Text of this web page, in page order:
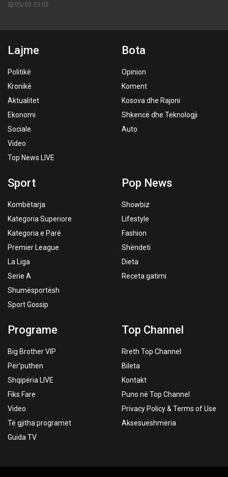
05/08 23:05
Lajme
Politikë
Kronikë
Aktualitet
Ekonomi
Sociale
Video
Top News LIVE
Bota
Opinion
Koment
Kosova dhe Rajoni
Shkencë dhe Teknologji
Auto
Sport
Kombëtarja
Kategoria Superiore
Kategoria e Parë
Premier League
La Liga
Serie A
Shumësportësh
Sport Gossip
Pop News
Showbiz
Lifestyle
Fashion
Shëndeti
Dieta
Receta gatimi
Programe
Big Brother VIP
Për’puthen
Shqipëria LIVE
Fiks Fare
Video
Të gjitha programet
Guida TV
Top Channel
Rreth Top Channel
Bileta
Kontakt
Puno në Top Channel
Privacy Policy & Terms of Use
Aksesueshmëria